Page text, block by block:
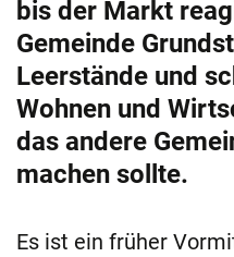
bis der Markt
Gemeinde
Leerstände und
Wohnen und
das andere
machen sollte.
Es ist ein früher